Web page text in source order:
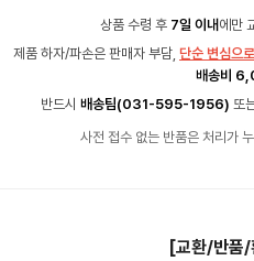
상품 수령 후 7일 이내 에만
제품 하자/파손은 판매자 부담, 단순 변심으
배송비
반드시 배송팀(031-595-1956) 또
사전 접수 없는 반품은 처리가
[교환/반품/